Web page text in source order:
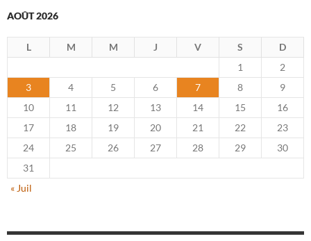
AOÛT 2026
L M M J V S
D
1
2
3
4 5 6 7 8
9
10
11 12 13 14 15
16
17
18 19 20 21 22
23
24
25 26 27 28 29
30
31
« Juil